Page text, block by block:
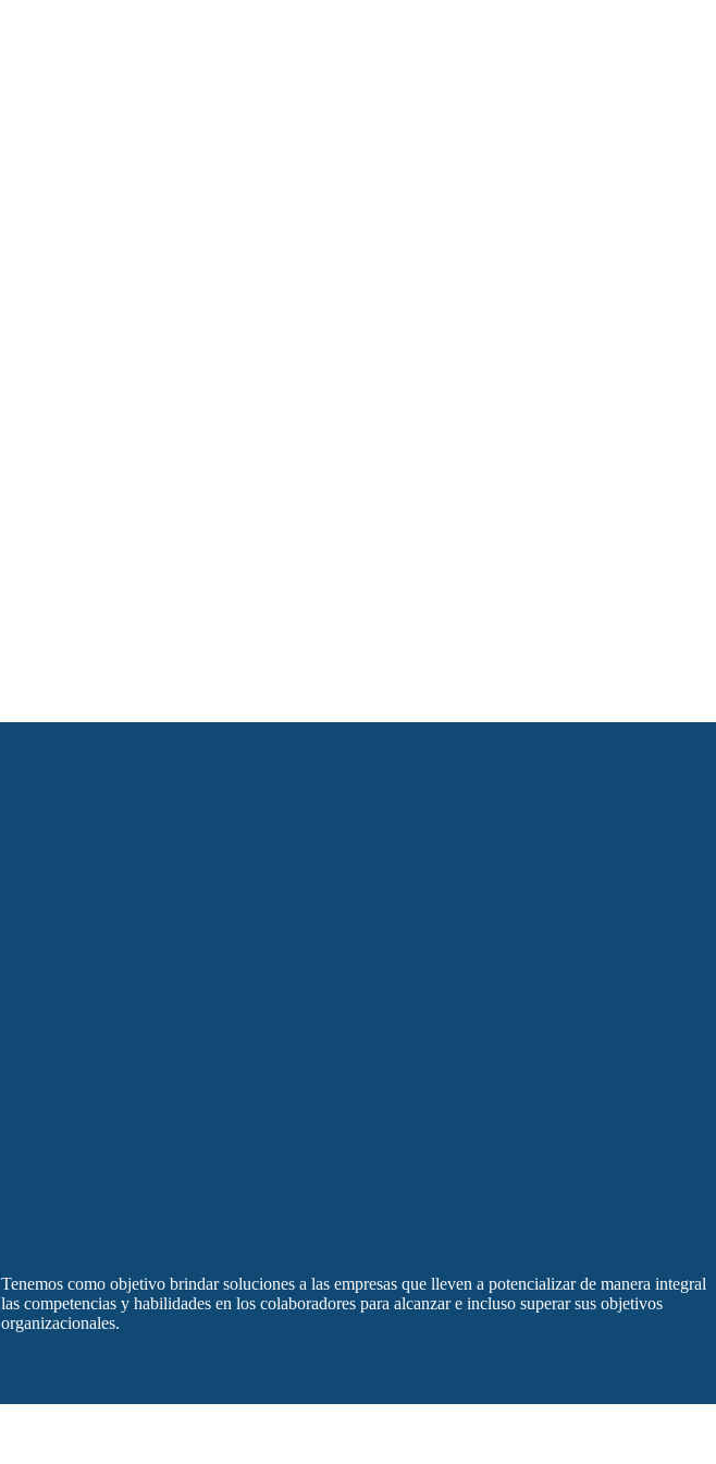
Tenemos como objetivo brindar soluciones a las empresas que lleven a potencializar de manera integral
las competencias y habilidades en los colaboradores para alcanzar e incluso superar sus objetivos
organizacionales.